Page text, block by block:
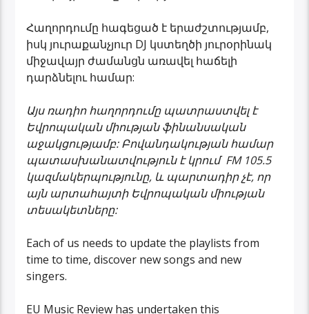
Հաղորդումը հագեցած է երաժշտությամբ,
իսկ յուրաքանչյուր DJ կստեղծի յուրօրինակ
միջավայր ժամանցն առավել հաճելի
դարձնելու համար:
Այս ռադիո հաղորդումը պատրաստվել է
Եվրոպական միության ֆինանսական
աջակցությամբ: Բովանդակության համար
պատասխանատվություն է կրում FM 105.5
կազմակերպությունը, և պարտադիր չէ, որ
այն արտահայտի Եվրոպական միության
տեսակետները:
Each of us needs to update the playlists from
time to time, discover new songs and new
singers.
EU Music Review has undertaken this